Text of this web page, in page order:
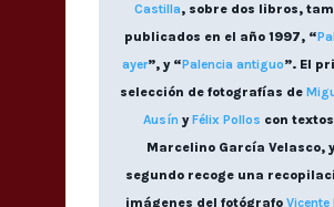
Castilla, sobre dos libros,
publicados en el año 1997, “
ayer”, y “Palencia antiguo”. El
selección de fotografías de
Ausín yFélix Pollos con
Marcelino García Velasco,
segundo recoge una
imágenes del fotógrafo Vicente